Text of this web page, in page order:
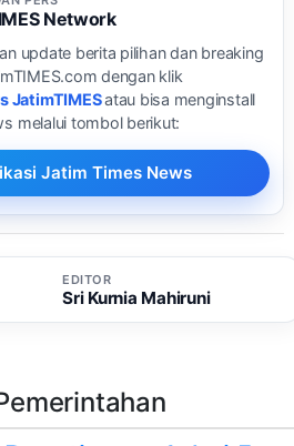
Network
update berita pilihan dan breaking
dengan klik
JatimTIMESatau bisa menginstall
melalui tombol berikut:
Jatim Times News
EDITOR
Sri Kurnia Mahiruni